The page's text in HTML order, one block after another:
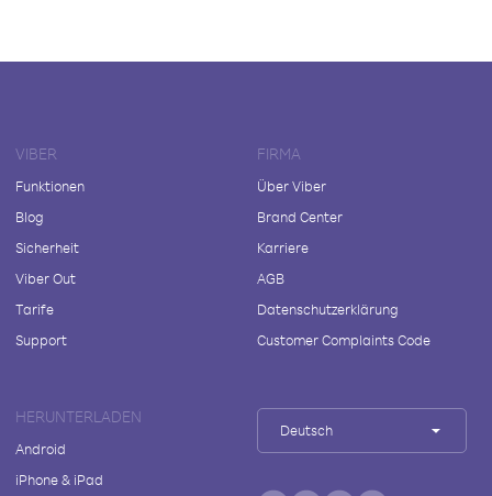
VIBER
Funktionen
Blog
Sicherheit
Viber Out
Tarife
Support
FIRMA
Über Viber
Brand Center
Karriere
AGB
Datenschutzerklärung
Customer Complaints Code
HERUNTERLADEN
Android
iPhone & iPad
Deutsch